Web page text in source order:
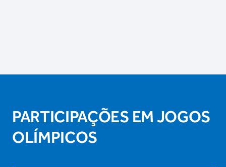
PARTICIPAÇÕES EM JOGOS
OLÍMPICOS